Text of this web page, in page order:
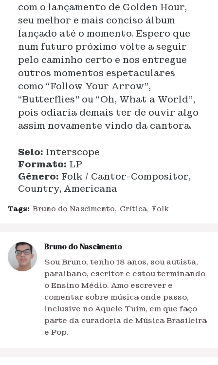
com o lançamento de Golden Hour,
seu melhor e mais conciso álbum
lançado até o momento. Espero que
num futuro próximo volte a seguir
pelo caminho certo e nos entregue
outros momentos espetaculares
como “Follow Your Arrow”,
“Butterflies” ou “Oh, What a World”,
pois odiaria demais ter de ouvir algo
assim novamente vindo da cantora.
Selo: Interscope
Formato: LP
Gênero: Folk / Cantor-Compositor,
Country, Americana
Tags: Bruno do Nascimento Crítica Folk
Bruno do Nascimento
Sou Bruno, tenho 18 anos, sou autista,
paraibano, escritor e estou terminando
o Ensino Médio. Amo escrever e
comentar sobre música onde passo,
inclusive no Aquele Tuim, em que faço
parte da curadoria de Música Brasileira
e Pop.